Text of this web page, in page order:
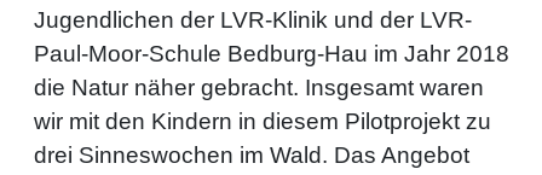
Jugendlichen der LVR-Klinik und der LVR-
Paul-Moor-Schule Bedburg-Hau im Jahr 2018
die Natur näher gebracht. Insgesamt waren
wir mit den Kindern in diesem Pilotprojekt zu
drei Sinneswochen im Wald. Das Angebot